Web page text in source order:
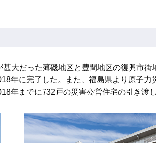
大だった薄磯地区と豊間地区の復興市
年に完了した。また、福島県より原子
年までに732戸の災害公営住宅の引き渡し